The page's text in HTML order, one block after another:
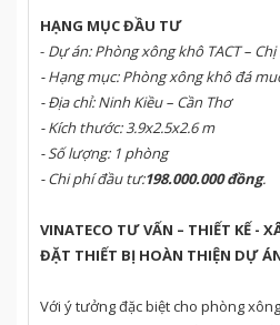
HẠNG MỤC ĐẦU TƯ
- Dự án:Phòng xông khô TACT –
- Hạng mục:Phòng xông khô đá
- Địa chỉ:Ninh Kiều – Cần Thơ
- Kích thước:3.9x2.5x2.6 m
- Số lượng: 1 phòng
- Chi phí đầu tư:198.000.000đồng.
VINATECO TƯ VẤN – THIẾT KẾ-
ĐẶT THIẾT BỊ HOÀN THIỆN DỰ
Với ý tưởng đặc biệt cho phòng